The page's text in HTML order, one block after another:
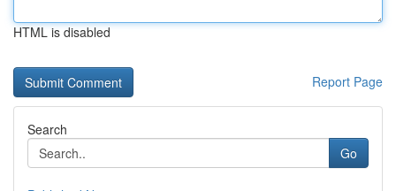
HTML is disabled
Report Page
Search
Go